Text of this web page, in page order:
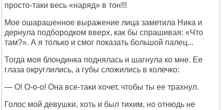
просто-таки весь «наряд» в тон!!!
Мое ошарашенное выражение лица заметила Ника и
дернула подбородком вверх, как бы спрашивая: «Что
там?». А я только и смог показать большой палец...
Тогда моя блондинка поднялась и шагнула ко мне. Ее
глаза округлились, а губы сложились в колечко:
— О! О-о-о! Она все-таки хочет, чтобы ты ее трахнул.
Голос мой девушки, хоть и был тихим, но отнюдь не